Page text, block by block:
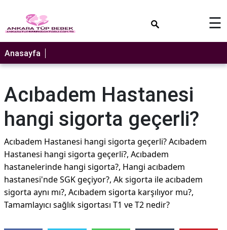
☰
Anasayfa
Acıbadem Hastanesi
hangi sigorta geçerli?
Acıbadem Hastanesi hangi sigorta geçerli? Acıbadem
Hastanesi hangi sigorta geçerli?, Acıbadem
hastanelerinde hangi sigorta?, Hangi acıbadem
hastanesi'nde SGK geçiyor?, Ak sigorta ile acıbadem
sigorta aynı mı?, Acıbadem sigorta karşılıyor mu?,
Tamamlayıcı sağlık sigortası T1 ve T2 nedir?